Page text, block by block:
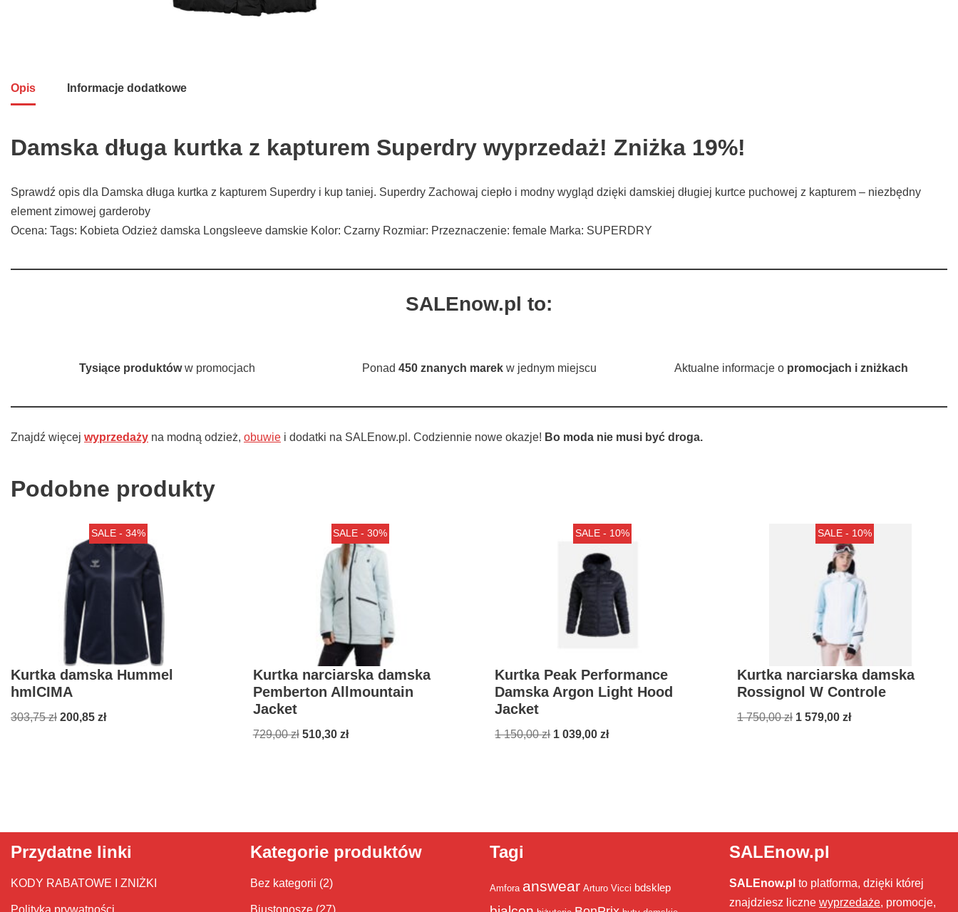
Opis Informacje dodatkowe
Damska długa kurtka z kapturem Superdry wyprzedaż! Zniżka 19%!
Sprawdź opis dla Damska długa kurtka z kapturem Superdry i kup taniej. Superdry Zachowaj ciepło i modny wygląd dzięki damskiej długiej kurtce puchowej z kapturem – niezbędny
element zimowej garderoby
Ocena: Tags: Kobieta Odzież damska Longsleeve damskie Kolor: Czarny Rozmiar: Przeznaczenie: female Marka: SUPERDRY
SALEnow.pl to:
Tysiące produktóww promocjach Ponad 450 znanych marekw jednym miejscu Aktualne informacje o promocjach i zniżkach
Znajdź więcej wyprzedaży na modną odzież, obuwie i dodatki na SALEnow.pl. Codziennie nowe okazje! Bo moda nie musi być droga.
Podobne produkty
SALE - 34%
Kurtka damska Hummel
hmlCIMA
303,75zł 200,85 zł
SALE - 30%
Kurtka narciarska damska
Pemberton Allmountain
Jacket
729,00zł 510,30 zł
SALE - 10%
Kurtka Peak Performance
Damska Argon Light Hood
Jacket
1 150,00zł 1 039,00zł
SALE - 10%
Kurtka narciarska damska
Rossignol W Controle
1 750,00zł 1 579,00 zł
Przydatne linki
KODY RABATOWE I ZNIŻKI
Polityka prywatności
Kategorie produktów
Bez kategorii (2)
Biustonosze (27)
Tagi
Amfora answear Arturo Vicci bdsklep
SALEnow.pl
SALEnow.pl to platforma, dzięki której
znajdziesz liczne wyprzedaże, promocje,